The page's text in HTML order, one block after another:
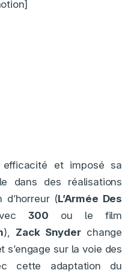
et imposé sa
dans des réalisations
d’horreur (L’Armée Des
300 ou le film
), Zack Snyderchange
s’engage sur la voie des
cette adaptation du